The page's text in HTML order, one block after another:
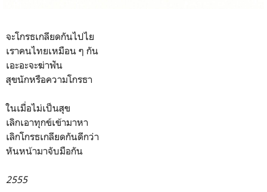
จะโกรธเกลียดกันไปไย
เราคนไทยเหมือน ๆ กัน
เอะอะจะฆ่าฟัน
สุขนักหรือความโกรธา
ในเมื่อไม่เป็นสุข
เลิกเอาทุกข์เข้ามาหา
เลิกโกรธเกลียดกันดีกว่า
หันหน้ามาจับมือกัน
2555